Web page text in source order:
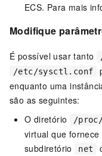
ECS. Para mais
Modifique
É possível usar tanto
/etc/sysctl.conf
enquanto uma
são as seguintes:
O diretório
/
virtual que
subdiretório
net